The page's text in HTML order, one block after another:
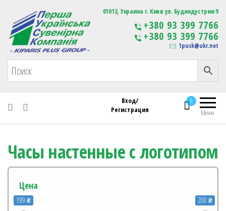
Первая Украинская Сувенирная Компания Изготовление
сувенирной продукции
с логотипом
01013, Украина г. Киев ул. Будиндустрии 9
+380 93 399 7766
+380 93 399 7766
1pusk@ukr.net
Меню
0
Вход/
Регистрация
Часы настенные с логотипом
Цена
199 ₴ 200 ₴